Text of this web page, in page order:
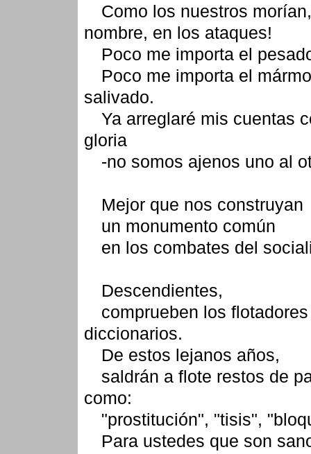
Como los nuestros
nombre, en los ataques!
Poco me importa el
Poco me importa el
salivado.
Ya arreglaré mis cuentas
gloria
-no somos ajenos uno al
Mejor que nos construyan
un monumento común
en los combates del
Descendientes,
comprueben los
diccionarios.
De estos lejanos años,
saldrán a flote restos de
como:
"prostitución", "tisis",
Para ustedes que son